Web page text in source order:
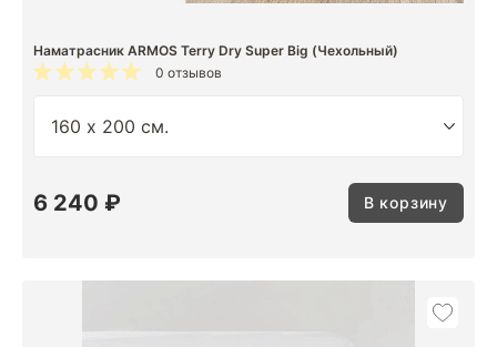
Наматрасник ARMOS Terry Dry Super Big (Чехольный)
0 отзывов
6 240 ₽ В корзину